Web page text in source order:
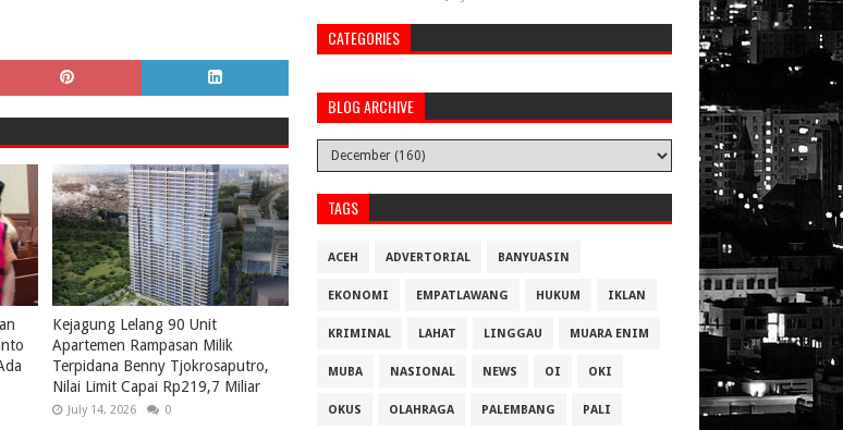
Kejagung Lelang 90 Unit
Apartemen Rampasan Milik
Terpidana Benny Tjokrosaputro,
Nilai Limit Capai Rp219,7 Miliar
July 14, 2026 0
CATEGORIES
BLOG ARCHIVE
TAGS
ACEH ADVERTORIAL BANYUASIN
EKONOMI EMPATLAWANG HUKUM IKLAN
KRIMINAL LAHAT LINGGAU MUARA ENIM
MUBA NASIONAL NEWS OI OKI
OKUS OLAHRAGA PALEMBANG PALI